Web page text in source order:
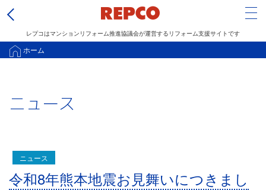
に
レプコはマンションリフォーム推進協議会が運営するリフォーム支援サイトです
ホーム
ニュース
令和8年熊本地震お見舞いにつきまし
ニュース